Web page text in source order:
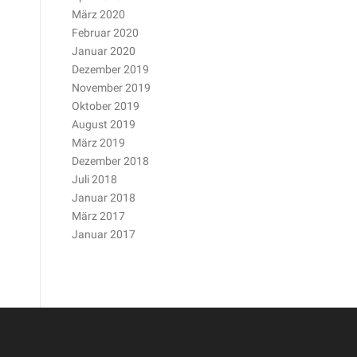
März 2020
Februar 2020
Januar 2020
Dezember 2019
November 2019
Oktober 2019
August 2019
März 2019
Dezember 2018
Juli 2018
Januar 2018
März 2017
Januar 2017